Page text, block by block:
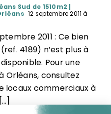
Sud de 1510m2 |
12 septembre 2011 à
2011 : Ce bien
4189) n’est plus à
Pour une
Orléans, consultez
locaux commerciaux à